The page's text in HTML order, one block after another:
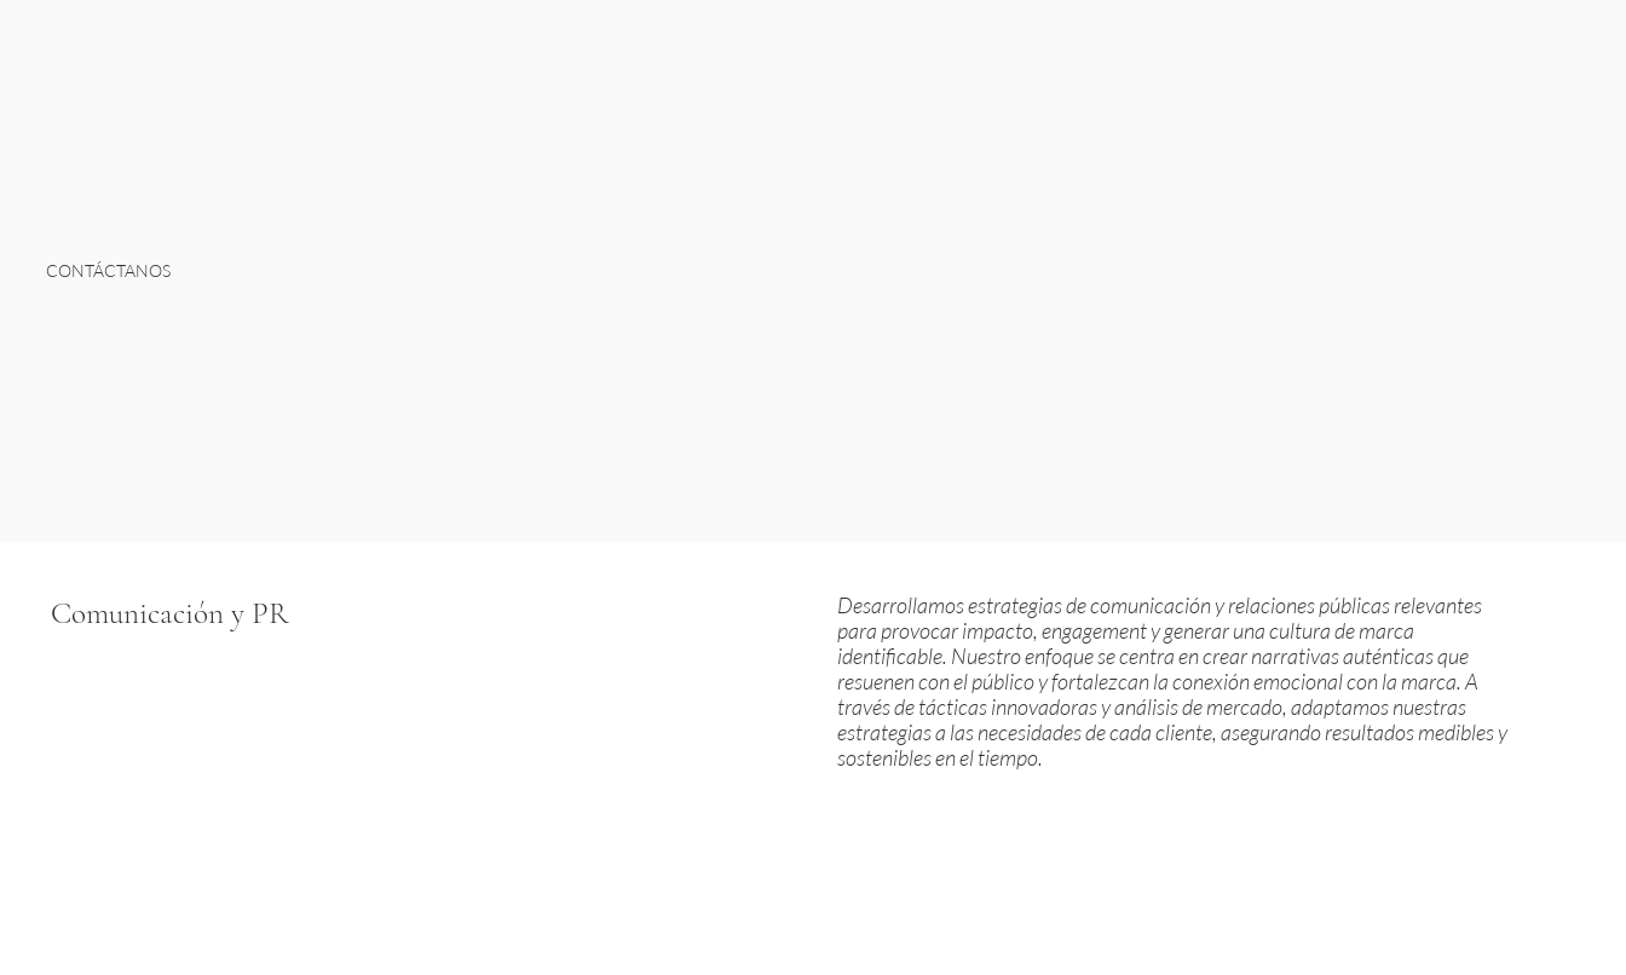
CONTÁCTANOS
Comunicación y PR
Desarrollamos estrategias de comunicación y relaciones públicas relevantes
para provocar impacto, engagement y generar una cultura de marca
identificable. Nuestro enfoque se centra en crear narrativas auténticas que
resuenen con el público y fortalezcan la conexión emocional con la marca. A
través de tácticas innovadoras y análisis de mercado, adaptamos nuestras
estrategias a las necesidades de cada cliente, asegurando resultados medibles y
sostenibles en el tiempo.